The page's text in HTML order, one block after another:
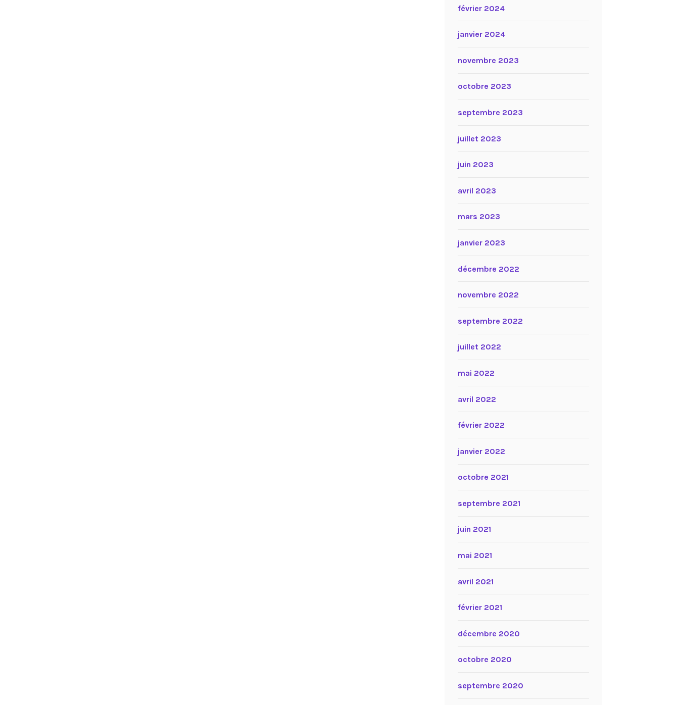
février 2024
janvier 2024
novembre 2023
octobre 2023
septembre 2023
juillet 2023
juin 2023
avril 2023
mars 2023
janvier 2023
décembre 2022
novembre 2022
septembre 2022
juillet 2022
mai 2022
avril 2022
février 2022
janvier 2022
octobre 2021
septembre 2021
juin 2021
mai 2021
avril 2021
février 2021
décembre 2020
octobre 2020
septembre 2020